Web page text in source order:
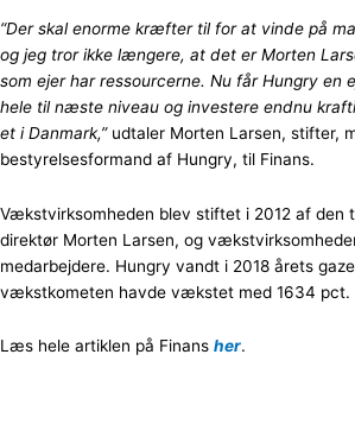
“Der skal enorme kræfter til for at vinde på
og jeg tror ikke længere, at det er Morten
som ejer har ressourcerne. Nu får Hungry en
hele til næste niveau og investere endnu
et i Danmark,”udtaler Morten Larsen, stifter,
bestyrelsesformand af Hungry, til Finans.
Vækstvirksomheden blev stiftet i 2012 af den
direktør Morten Larsen, og
medarbejdere. Hungry vandt i 2018 årets
vækstkometen havde vækstet med 1634 pct.
Læs hele artiklen på Finans her.